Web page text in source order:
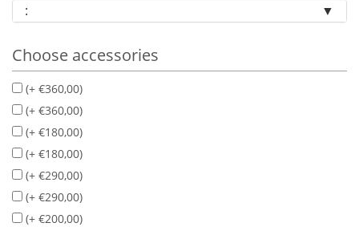
:
Choose accessories
(+ €360,00)
(+ €360,00)
(+ €180,00)
(+ €180,00)
(+ €290,00)
(+ €290,00)
(+ €200,00)